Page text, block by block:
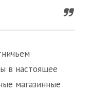
в настоящее
магазинные